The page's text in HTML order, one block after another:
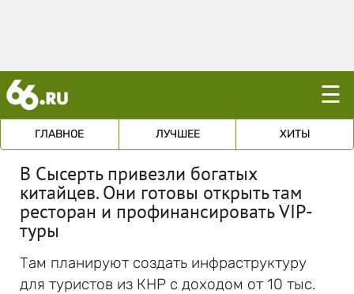
☰
ГЛАВНОЕ ЛУЧШЕЕ ХИТЫ
В Сысерть привезли богатых
китайцев. Они готовы открыть там
ресторан и профинансировать VIP-
туры
Там планируют создать инфраструктуру
для туристов из КНР с доходом от 10 тыс.